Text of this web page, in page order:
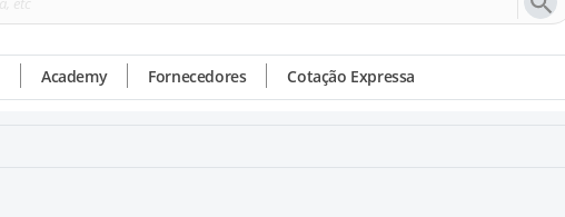
Academy Fornecedores Cotação Expressa